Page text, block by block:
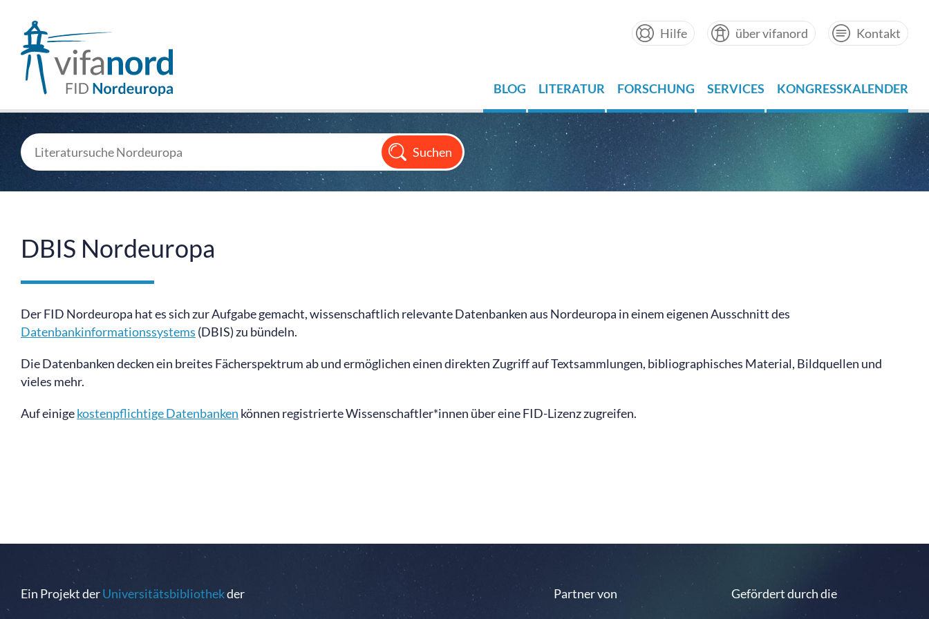
Hilfe über vifanord Kontakt
BLOG LITERATUR FORSCHUNG SERVICES KONGRESSKALENDER
DBIS Nordeuropa
Der FID Nordeuropa hat es sich zur Aufgabe gemacht, wissenschaftlich relevante Datenbanken aus Nordeuropa in einem eigenen Ausschnitt des
Datenbankinformationssystems (DBIS) zu bündeln.
Die Datenbanken decken ein breites Fächerspektrum ab und ermöglichen einen direkten Zugriff auf Textsammlungen, bibliographisches Material, Bildquellen und
vieles mehr.
Auf einigekostenpflichtige Datenbanken können registrierte Wissenschaftler*innen über eine FID-Lizenz zugreifen.
Ein Projekt derUniversitätsbibliothekder Partner von Gefördert durch die